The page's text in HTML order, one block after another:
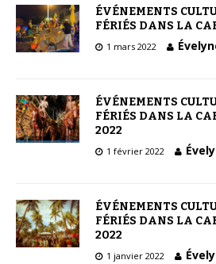
ÉVÉNEMENTS
FÉRIÉS DANS LA
1 mars 2022
ÉVÉNEMENTS
FÉRIÉS DANS LA
2022
1 février 2022
ÉVÉNEMENTS
FÉRIÉS DANS LA
2022
1 janvier 2022